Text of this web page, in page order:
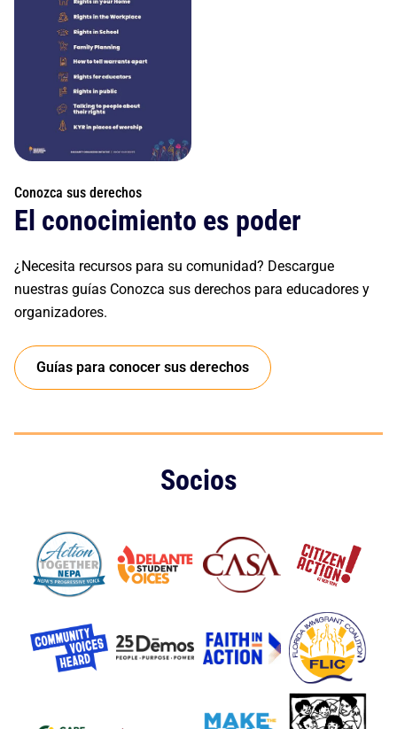
Conozca sus derechos
El conocimiento es poder
¿Necesita recursos para su comunidad? Descargue
nuestras guías Conozca sus derechos para educadores y
organizadores.
Guías para conocer sus derechos
Socios